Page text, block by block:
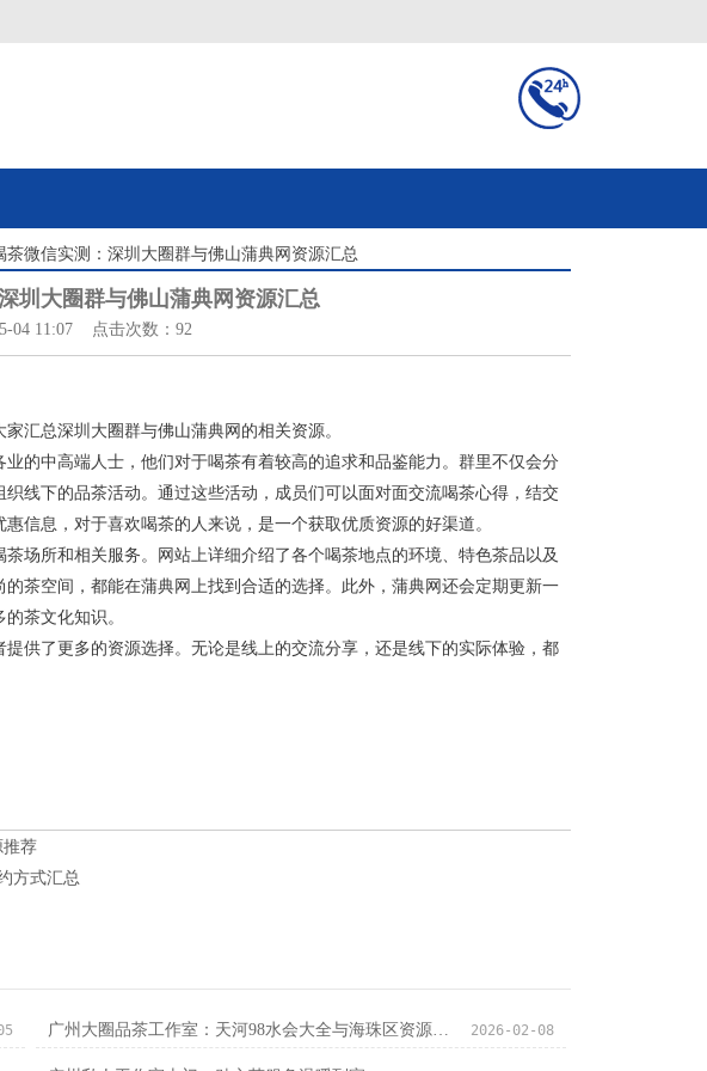
茶微信实测：深圳大圈群与佛山蒲典网资源汇总
圳大圈群与佛山蒲典网资源汇总
04 11:07 点击次数：92
汇总深圳大圈群与佛山蒲典网的相关资源。
的中高端人士，他们对于喝茶有着较高的追求和品鉴能力。群里不仅会分
线下的品茶活动。通过这些活动，成员们可以面对面交流喝茶心得，结交
信息，对于喜欢喝茶的人来说，是一个获取优质资源的好渠道。
场所和相关服务。网站上详细介绍了各个喝茶地点的环境、特色茶品以及
茶空间，都能在蒲典网上找到合适的选择。此外，蒲典网还会定期更新一
茶文化知识。
供了更多的资源选择。无论是线上的交流分享，还是线下的实际体验，都
推荐
方式汇总
广州大圈品茶工作室：天河98水会大全与海珠区资源汇总 2026-02-08